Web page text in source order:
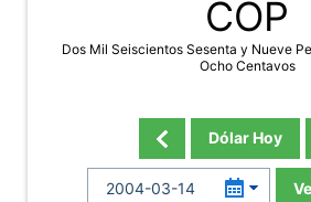
COP
Dos Mil Seiscientos Sesenta y Nueve
Ocho Centavos
Dólar Hoy